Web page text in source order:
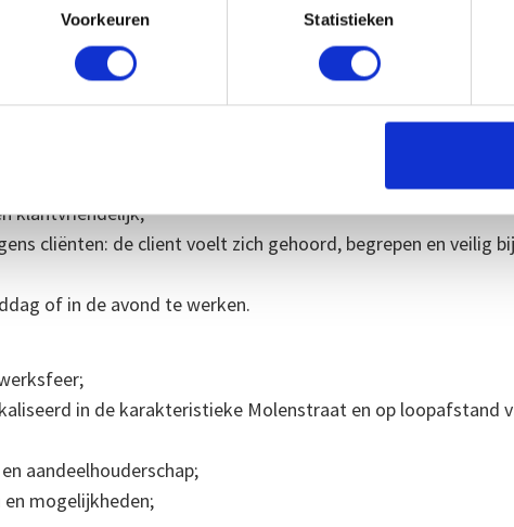
Voorkeuren Statistieken
en het geven van bekwaam advies.
op ZZP basis werkzaam;
en het benadrukken van de natuurlijke schoonheid van
cosmetische geneeskunde en zelfstandig kunnen
klantvriendelijk;
cliënten: de client voelt zich gehoord, begrepen en veilig
of in de avond te werken.
in de karakteristieke Molenstraat en op loopafstand
aandeelhouderschap;
mogelijkheden;